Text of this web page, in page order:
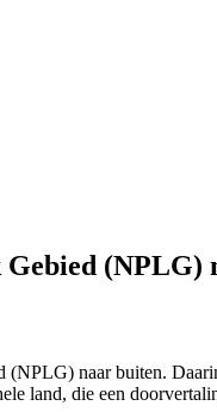
(NPLG)
naar buiten.
land, die een